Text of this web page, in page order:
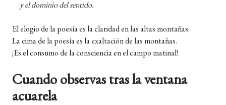
y el dominio del sentido.
El elogio de la poesía es la claridad en las altas montañas.
La cima de la poesía es la exaltación de las montañas.
¡Es el consumo de la consciencia en el campo matinal!
Cuando observas tras la ventana
acuarela